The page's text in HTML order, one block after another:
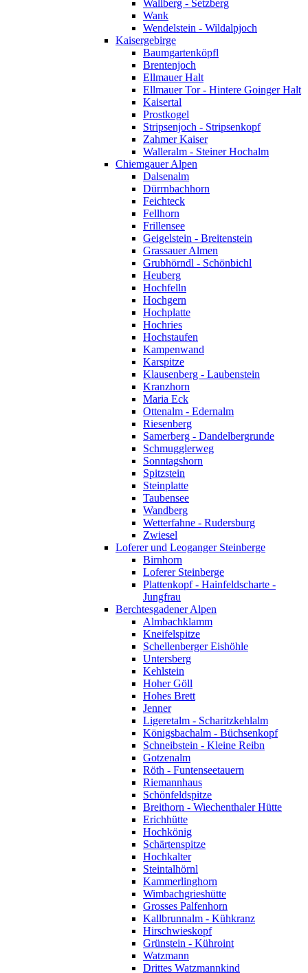
Wallberg - Setzberg
Wank
Wendelstein - Wildalpjoch
Kaisergebirge
Baumgartenköpfl
Brentenjoch
Ellmauer Halt
Ellmauer Tor - Hintere Goinger Halt
Kaisertal
Prostkogel
Stripsenjoch - Stripsenkopf
Zahmer Kaiser
Walleralm - Steiner Hochalm
Chiemgauer Alpen
Dalsenalm
Dürrnbachhorn
Feichteck
Fellhorn
Frillensee
Geigelstein - Breitenstein
Grassauer Almen
Grubhörndl - Schönbichl
Heuberg
Hochfelln
Hochgern
Hochplatte
Hochries
Hochstaufen
Kampenwand
Karspitze
Klausenberg - Laubenstein
Kranzhorn
Maria Eck
Ottenalm - Edernalm
Riesenberg
Samerberg - Dandelbergrunde
Schmugglerweg
Sonntagshorn
Spitzstein
Steinplatte
Taubensee
Wandberg
Wetterfahne - Rudersburg
Zwiesel
Loferer und Leoganger Steinberge
Birnhorn
Loferer Steinberge
Plattenkopf - Hainfeldscharte -
Jungfrau
Berchtesgadener Alpen
Almbachklamm
Kneifelspitze
Schellenberger Eishöhle
Untersberg
Kehlstein
Hoher Göll
Hohes Brett
Jenner
Ligeretalm - Scharitzkehlalm
Königsbachalm - Büchsenkopf
Schneibstein - Kleine Reibn
Gotzenalm
Röth - Funtenseetauern
Riemannhaus
Schönfeldspitze
Breithorn - Wiechenthaler Hütte
Erichhütte
Hochkönig
Schärtenspitze
Hochkalter
Steintalhörnl
Kammerlinghorn
Wimbachgrieshütte
Grosses Palfenhorn
Kallbrunnalm - Kühkranz
Hirschwieskopf
Grünstein - Kühroint
Watzmann
Drittes Watzmannkind